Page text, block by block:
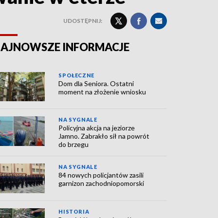
UDOSTĘPNIJ:
INFORMACJE
SPOŁECZNE
Dom dla Seniora. Ostatni
moment na złożenie wniosku
NA SYGNALE
Policyjna akcja na jeziorze
Jamno. Zabrakło sił na powrót
do brzegu
NA SYGNALE
84 nowych policjantów zasili
garnizon zachodniopomorski
HISTORIA